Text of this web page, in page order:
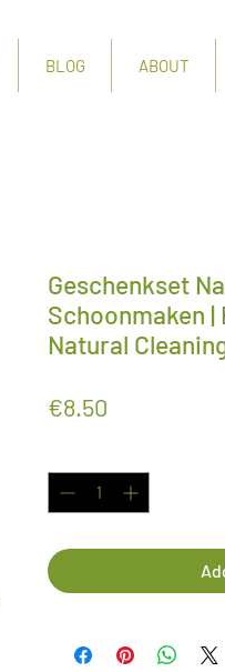
BLOG ABOUT
Geschenkset
Schoonmaken |
Natural
€8.50